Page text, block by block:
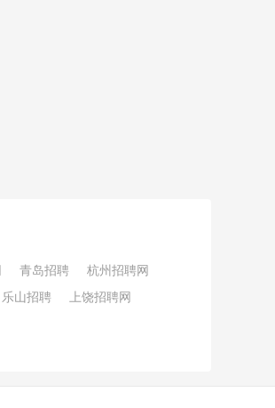
青岛招聘
杭州招聘网
乐山招聘 上饶招聘网